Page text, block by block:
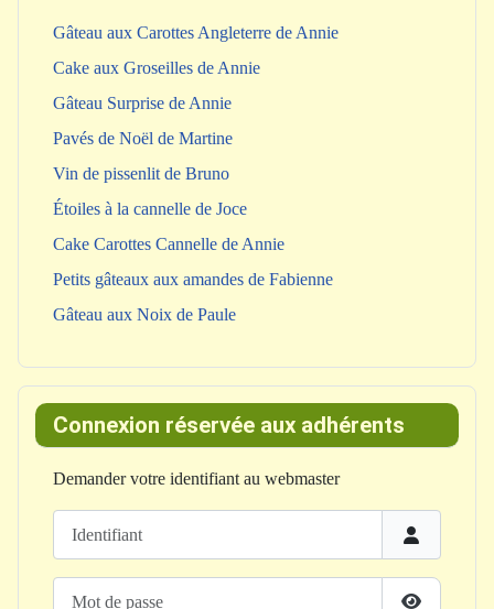
Gâteau aux Carottes Angleterre de Annie
Cake aux Groseilles de Annie
Gâteau Surprise de Annie
Pavés de Noël de Martine
Vin de pissenlit de Bruno
Étoiles à la cannelle de Joce
Cake Carottes Cannelle de Annie
Petits gâteaux aux amandes de Fabienne
Gâteau aux Noix de Paule
Connexion réservée aux adhérents
Demander votre identifiant au webmaster